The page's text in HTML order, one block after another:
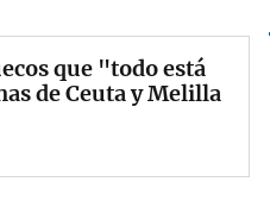
que "todo está
de Ceuta y Melilla